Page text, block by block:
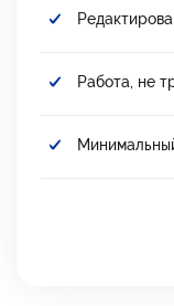
Работа, не